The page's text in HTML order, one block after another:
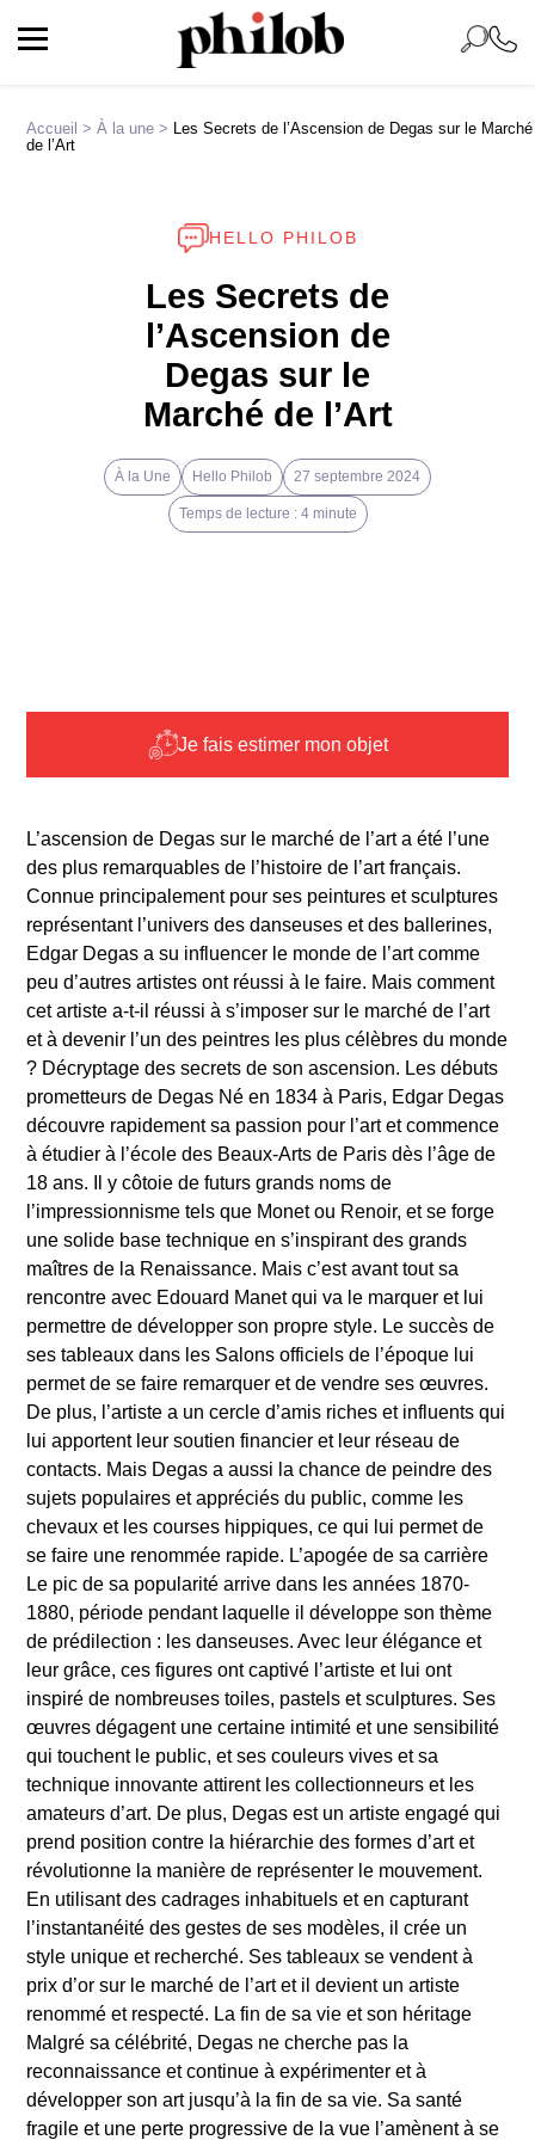
Accueil >À la une >
Les Secrets de l’Ascension de Degas sur le Marché
de l’Art
HELLO PHILOB
Les Secrets de
l’Ascension de
Degas sur le
Marché de l’Art
À la Une Hello Philob 27 septembre 2024
Temps de lecture : 4 minute
Je fais estimer mon objet
L’ascension de Degas sur le marché de l’art a été l’une
des plus remarquables de l’histoire de l’art français.
Connue principalement pour ses peintures et sculptures
représentant l’univers des danseuses et des ballerines,
Edgar Degas a su influencer le monde de l’art comme
peu d’autres artistes ont réussi à le faire. Mais comment
cet artiste a-t-il réussi à s’imposer sur le marché de l’art
et à devenir l’un des peintres les plus célèbres du monde
? Décryptage des secrets de son ascension. Les débuts
prometteurs de Degas Né en 1834 à Paris, Edgar Degas
découvre rapidement sa passion pour l’art et commence
à étudier à l’école des Beaux-Arts de Paris dès l’âge de
18 ans. Il y côtoie de futurs grands noms de
l’impressionnisme tels que Monet ou Renoir, et se forge
une solide base technique en s’inspirant des grands
maîtres de la Renaissance. Mais c’est avant tout sa
rencontre avec Edouard Manet qui va le marquer et lui
permettre de développer son propre style. Le succès de
ses tableaux dans les Salons officiels de l’époque lui
permet de se faire remarquer et de vendre ses œuvres.
De plus, l’artiste a un cercle d’amis riches et influents qui
lui apportent leur soutien financier et leur réseau de
contacts. Mais Degas a aussi la chance de peindre des
sujets populaires et appréciés du public, comme les
chevaux et les courses hippiques, ce qui lui permet de
se faire une renommée rapide. L’apogée de sa carrière
Le pic de sa popularité arrive dans les années 1870-
1880, période pendant laquelle il développe son thème
de prédilection : les danseuses. Avec leur élégance et
leur grâce, ces figures ont captivé l’artiste et lui ont
inspiré de nombreuses toiles, pastels et sculptures. Ses
œuvres dégagent une certaine intimité et une sensibilité
qui touchent le public, et ses couleurs vives et sa
technique innovante attirent les collectionneurs et les
amateurs d’art. De plus, Degas est un artiste engagé qui
prend position contre la hiérarchie des formes d’art et
révolutionne la manière de représenter le mouvement.
En utilisant des cadrages inhabituels et en capturant
l’instantanéité des gestes de ses modèles, il crée un
style unique et recherché. Ses tableaux se vendent à
prix d’or sur le marché de l’art et il devient un artiste
renommé et respecté. La fin de sa vie et son héritage
Malgré sa célébrité, Degas ne cherche pas la
reconnaissance et continue à expérimenter et à
développer son art jusqu’à la fin de sa vie. Sa santé
fragile et une perte progressive de la vue l’amènent à se